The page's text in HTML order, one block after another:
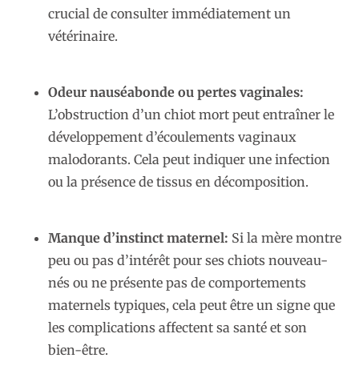
crucial de consulter immédiatement un
vétérinaire.
Odeur nauséabonde ou pertes vaginales:
L’obstruction d’un chiot mort peut entraîner le
développement d’écoulements vaginaux
malodorants. Cela peut indiquer une infection
ou la présence de tissus en décomposition.
Manque d’instinct maternel: Si la mère montre
peu ou pas d’intérêt pour ses chiots nouveau-
nés ou ne présente pas de comportements
maternels typiques, cela peut être un signe que
les complications affectent sa santé et son
bien-être.